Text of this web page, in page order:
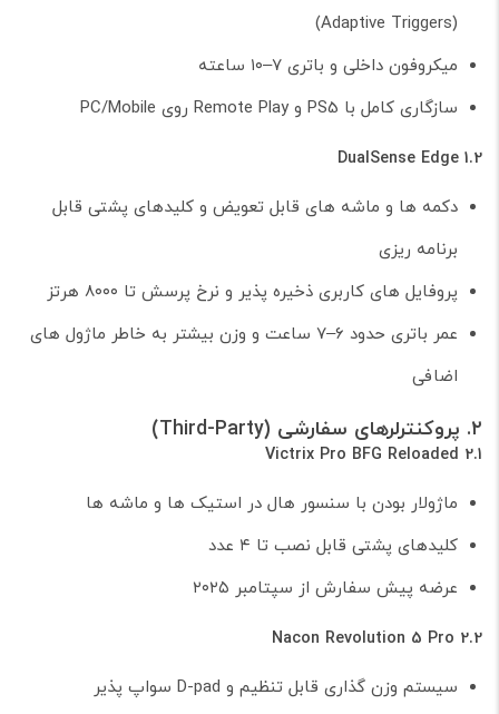
(Adaptive Triggers)
میکروفون داخلی و باتری ۷–۱۰ ساعته
سازگاری کامل با PS5 و Remote Play روی PC/Mobile
1.2 DualSense Edge
دکمه ها و ماشه های قابل تعویض و کلیدهای پشتی قابل
برنامه ریزی
پروفایل های کاربری ذخیره پذیر و نرخ پرسش تا ۸۰۰۰ هرتز
عمر باتری حدود ۶–۷ ساعت و وزن بیشتر به خاطر ماژول های
اضافی
۲. پروکنترلرهای سفارشی (Third-Party)
2.1 Victrix Pro BFG Reloaded
ماژولار بودن با سنسور هال در استیک ها و ماشه ها
کلیدهای پشتی قابل نصب تا ۴ عدد
عرضه پیش سفارش از سپتامبر ۲۰۲۵
2.2 Nacon Revolution 5 Pro
سیستم وزن گذاری قابل تنظیم و D-pad سواپ پذیر